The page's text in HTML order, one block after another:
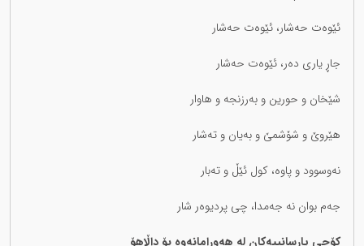
ئێوەت حەشار، ئێوەت حەشار
جاڕ یاری دەر، ئێوەت حەشار
شێخان و حورین و بەرزنجە و هاوار
هێروێ و شۆشمێ و بەیان و تەشار
نەوسوود و پاوە، کول ئێڵ و تەبار
جەم بوان نە جەمدا، چی پردیوەر شار
کۆچی یارسانییەکان لە هەورامانەوە بۆ داڵاهۆ